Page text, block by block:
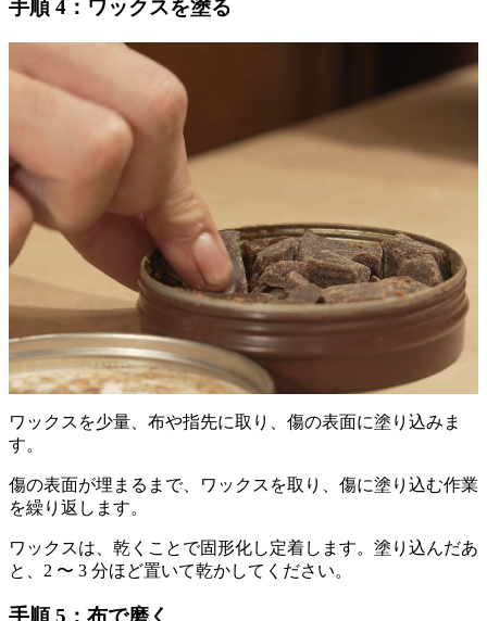
手順 4：ワックスを塗る
ワックスを少量、布や指先に取り、傷の表面に塗り込みま
す。
傷の表面が埋まるまで、ワックスを取り、傷に塗り込む作業
を繰り返します。
ワックスは、乾くことで固形化し定着します。塗り込んだあ
と、2 〜 3 分ほど置いて乾かしてください。